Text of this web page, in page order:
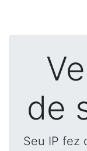
de
Seu IP fez